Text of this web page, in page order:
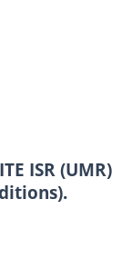
ISR (UMR)